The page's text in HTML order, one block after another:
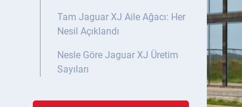
Tam Jaguar XJ Aile Ağacı: Her
Nesil Açıklandı
Nesle Göre Jaguar XJ Üretim
Sayıları